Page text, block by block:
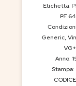
Etichetta:
PE
Generic,
VG+
Anno:
Stampa: